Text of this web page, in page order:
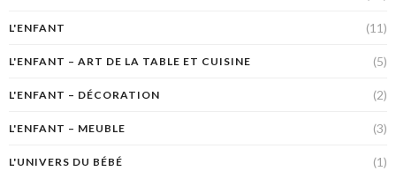
L'ENFANT (11)
L'ENFANT – ART DE LA TABLE ET CUISINE (5)
L'ENFANT – DÉCORATION (2)
L'ENFANT – MEUBLE (3)
L'UNIVERS DU BÉBÉ (1)